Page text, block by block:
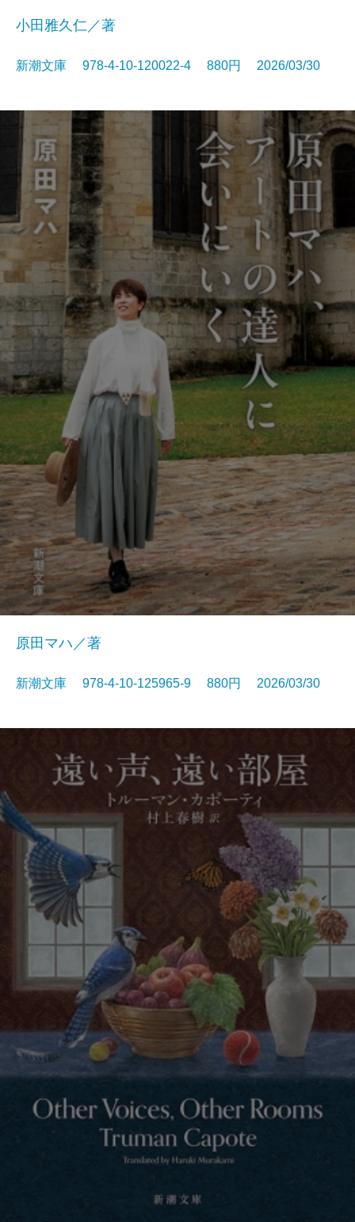
小田雅久仁／著
新潮文庫 978-4-10-120022-4 880円 2026/03/30
原田マハ／著
新潮文庫 978-4-10-125965-9 880円 2026/03/30